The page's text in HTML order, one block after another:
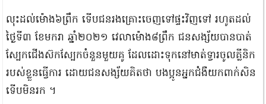
​លុះដល់​ម៉ោង​៦​ព្រឹក ទើប​ជនរងគ្រោះ​ចេញទៅ​ផ្ទះ​វិញ​ទៅ រហូតដល់​
ថ្ងៃទី​៣ ខែមករា ឆ្នាំ​២០២១ វេលា​ម៉ោង​៨​ព្រឹក ជនសង្ស័យ​បាន​បាត់​
ស្បែកជើង​ស៊ក​ស្បែក​ចំនួន​មួយគូ ដែល​ដោះ​ទុក​នៅ​មាត់ទ្វារ​ចូល​គ្លីនិក​
របស់ខ្លួន​ធ្វើការ ដោយ​ជនសង្ស័យ​គិតថា បងប្អូន​អ្នកជំងឺ​យក​ពាក់​សិន​
ទើប​មិន​រក ។​